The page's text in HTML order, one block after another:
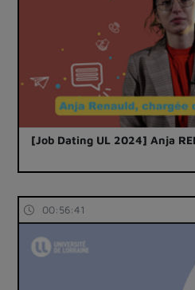
[Job Dating UL 2024] Anja
00:56:41